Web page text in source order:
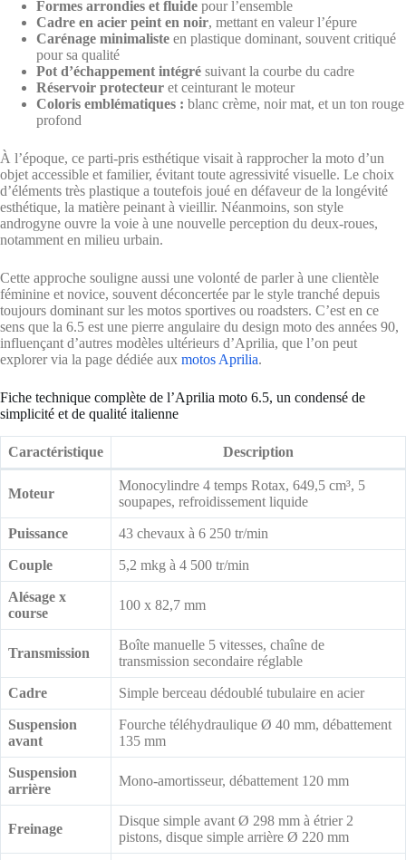
Formes arrondies et fluide pour l’ensemble
Cadre en acier peint en noir, mettant en valeur l’épure
Carénage minimaliste en plastique dominant, souvent critiqué
pour sa qualité
Pot d’échappement intégré suivant la courbe du cadre
Réservoir protecteur et ceinturant le moteur
Coloris emblématiques : blanc crème, noir mat, et un ton rouge
profond
À l’époque, ce parti-pris esthétique visait à rapprocher la moto d’un
objet accessible et familier, évitant toute agressivité visuelle. Le choix
d’éléments très plastique a toutefois joué en défaveur de la longévité
esthétique, la matière peinant à vieillir. Néanmoins, son style
androgyne ouvre la voie à une nouvelle perception du deux-roues,
notamment en milieu urbain.
Cette approche souligne aussi une volonté de parler à une clientèle
féminine et novice, souvent déconcertée par le style tranché depuis
toujours dominant sur les motos sportives ou roadsters. C’est en ce
sens que la 6.5 est une pierre angulaire du design moto des années 90,
influençant d’autres modèles ultérieurs d’Aprilia, que l’on peut
explorer via la page dédiée aux motos Aprilia.
Fiche technique complète de l’Aprilia moto 6.5, un condensé de
simplicité et de qualité italienne
Caractéristique Description
Moteur
Monocylindre 4 temps Rotax, 649,5 cm³, 5
soupapes, refroidissement liquide
Puissance 43 chevaux à 6 250 tr/min
Couple 5,2 mkg à 4 500 tr/min
Alésage x
course
100 x 82,7 mm
Transmission
Boîte manuelle 5 vitesses, chaîne de
transmission secondaire réglable
Cadre Simple berceau dédoublé tubulaire en acier
Suspension
avant
Fourche téléhydraulique Ø 40 mm, débattement
135 mm
Suspension
arrière
Mono-amortisseur, débattement 120 mm
Freinage
Disque simple avant Ø 298 mm à étrier 2
pistons, disque simple arrière Ø 220 mm